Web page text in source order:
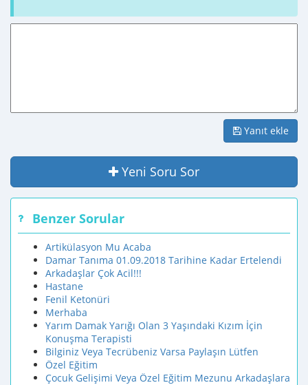
Yanıt ekle
Yeni Soru Sor
Benzer Sorular
Artikülasyon Mu Acaba
Damar Tanıma 01.09.2018 Tarihine Kadar Ertelendi
Arkadaşlar Çok Acil!!!
Hastane
Fenil Ketonüri
Merhaba
Yarım Damak Yarığı Olan 3 Yaşındaki Kızım İçin
Konuşma Terapisti
Bilginiz Veya Tecrübeniz Varsa Paylaşın Lütfen
Özel Eğitim
Çocuk Gelişimi Veya Özel Eğitim Mezunu Arkadaşlara